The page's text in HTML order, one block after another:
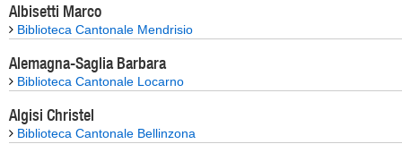
Albisetti Marco
Biblioteca Cantonale Mendrisio
Alemagna-Saglia Barbara
Biblioteca Cantonale Locarno
Algisi Christel
Biblioteca Cantonale Bellinzona